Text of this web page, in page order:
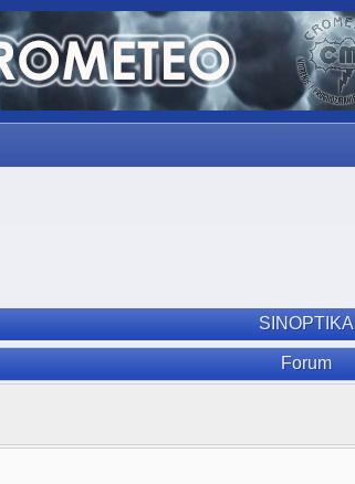
SINOPTIKA
Forum